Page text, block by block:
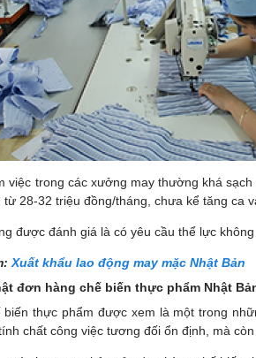
việc trong các xưởng may thường khá
từ 28-32 triệu đồng/tháng, chưa kể tăng ca
được đánh giá là có yêu cầu thể lực
Xuất khẩu lao động may mặc Nhật Bản
đơn hàng chế biến thực phẩm Nhật
thực phẩm được xem là một trong
chất công việc tương đối ổn định, mà